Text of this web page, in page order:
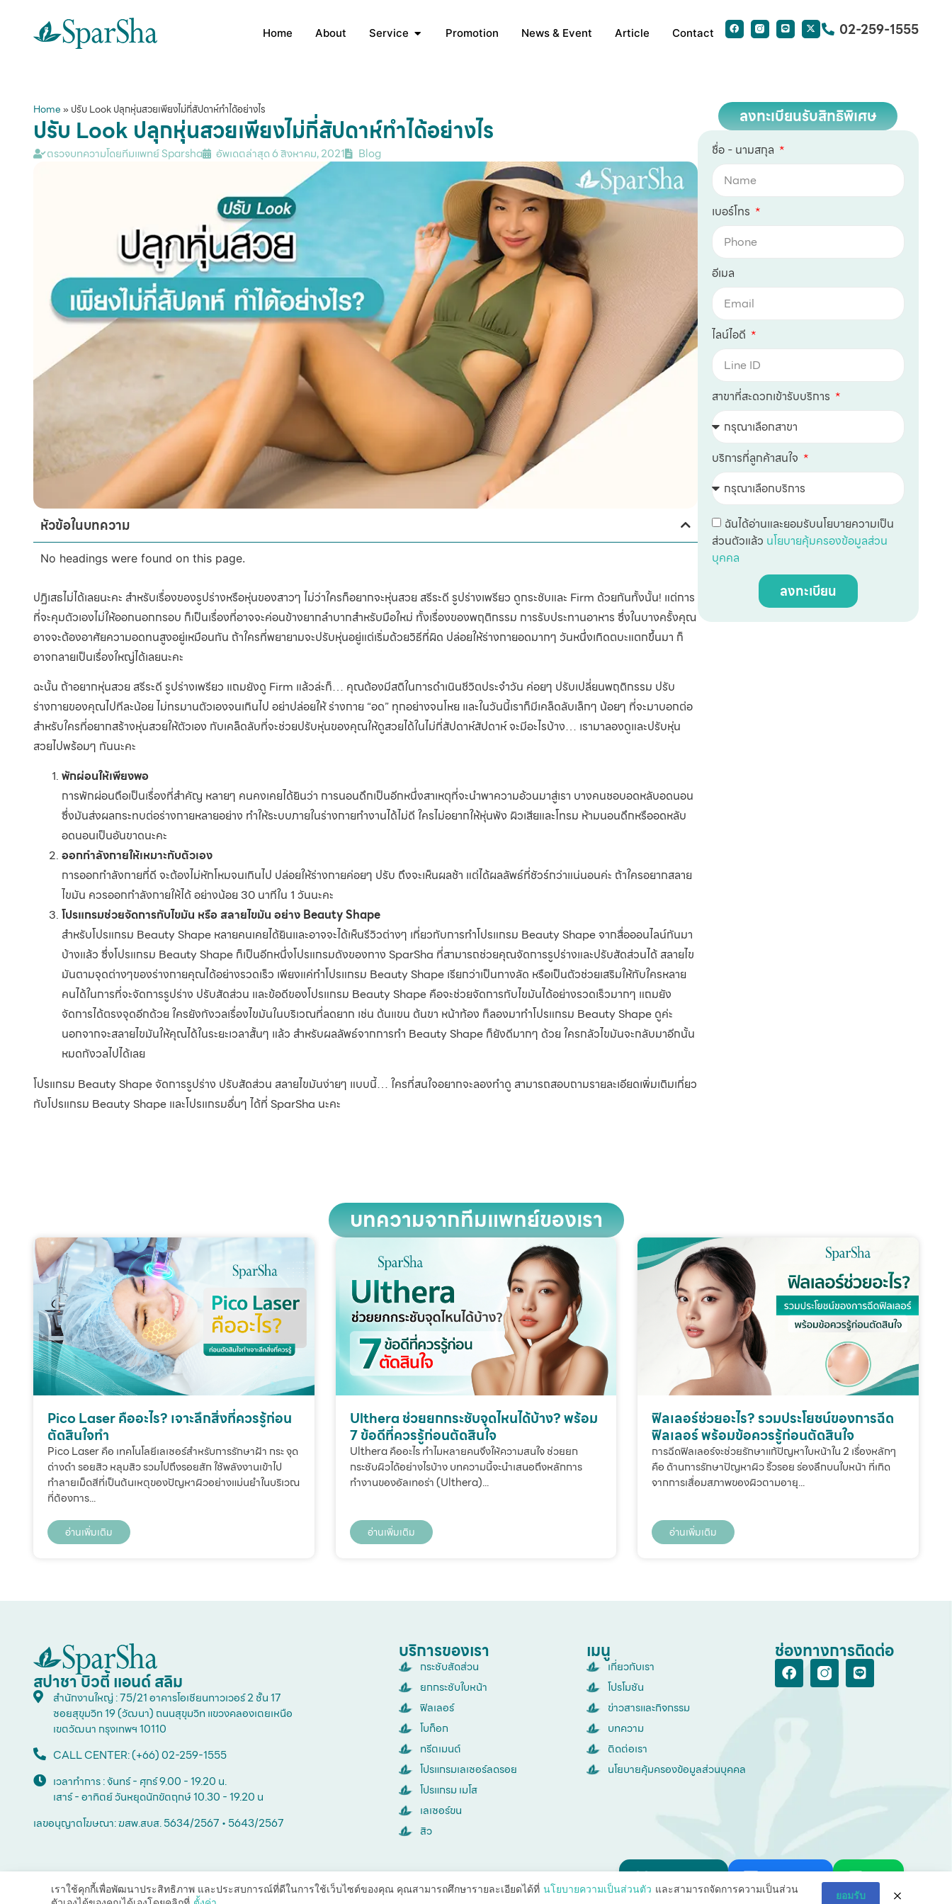
Home About Service Promotion News & Event Article Contact 02-259-1555
Home»ปรับ Look ปลุกหุ่นสวยเพียงไม่กี่สัปดาห์ทำได้อย่างไร
ปรับ Look ปลุกหุ่นสวยเพียงไม่กี่สัปดาห์ทำได้อย่างไร
ตรวจบทความโดยทีมแพทย์ Sparsha อัพเดตล่าสุด6 สิงหาคม, 2021 Blog
หัวข้อในบทความ
No headings were found on this page.
ปฏิเสธไม่ได้เลยนะคะ สำหรับเรื่องของรูปร่างหรือหุ่นของสาวๆ ไม่ว่าใครก็อยากจะหุ่นสวย สรีระดี รูปร่างเพรียว ดูกระชับและ Firm ด้วยกันทั้งนั้น! แต่การ
ที่จะคุมตัวเองไม่ให้ออกนอกกรอบ ก็เป็นเรื่องที่อาจจะค่อนข้างยากลำบากสำหรับมือใหม่ ทั้งเรื่องของพฤติกรรม การรับประทานอาหาร ซึ่งในบางครั้งคุณ
อาจจะต้องอาศัยความอดทนสูงอยู่เหมือนกัน ถ้าใครที่พยายามจะปรับหุ่นอยู่แต่เริ่มด้วยวิธีที่ผิด ปล่อยให้ร่างกายอดมากๆ วันหนึ่งเกิดตบะแตกขึ้นมา ก็
อาจกลายเป็นเรื่องใหญ่ได้เลยนะคะ
ฉะนั้น ถ้าอยากหุ่นสวย สรีระดี รูปร่างเพรียว แถมยังดู Firm แล้วล่ะก็… คุณต้องมีสติในการดำเนินชีวิตประจำวัน ค่อยๆ ปรับเปลี่ยนพฤติกรรม ปรับ
ร่างกายของคุณไปทีละน้อย ไม่ทรมานตัวเองจนเกินไป อย่าปล่อยให้ ร่างกาย “อด” ทุกอย่างจนโหย และในวันนี้เราก็มีเคล็ดลับเล็กๆ น้อยๆ ที่จะมาบอกต่อ
สำหรับใครที่อยากสร้างหุ่นสวยให้ตัวเอง กับเคล็ดลับที่จะช่วยปรับหุ่นของคุณให้ดูสวยได้ในไม่กี่สัปดาห์สัปดาห์ จะมีอะไรบ้าง… เรามาลองดูและปรับหุ่น
สวยไปพร้อมๆ กันนะคะ
พักผ่อนให้เพียงพอ
การพักผ่อนถือเป็นเรื่องที่สำคัญ หลายๆ คนคงเคยได้ยินว่า การนอนดึกเป็นอีกหนึ่งสาเหตุที่จะนำพาความอ้วนมาสู่เรา บางคนชอบอดหลับอดนอน
ซึ่งมันส่งผลกระทบต่อร่างกายหลายอย่าง ทำให้ระบบภายในร่างกายทำงานได้ไม่ดี ใครไม่อยากให้หุ่นพัง ผิวเสียและโทรม ห้ามนอนดึกหรืออดหลับ
อดนอนเป็นอันขาดนะคะ
ออกกำลังกายให้เหมาะกับตัวเอง
การออกกำลังกายที่ดี จะต้องไม่หักโหมจนเกินไป ปล่อยให้ร่างกายค่อยๆ ปรับ ถึงจะเห็นผลช้า แต่ได้ผลลัพธ์ที่ชัวร์กว่าแน่นอนค่ะ ถ้าใครอยากสลาย
ไขมัน ควรออกกำลังกายให้ได้ อย่างน้อย 30 นาทีใน 1 วันนะคะ
โปรแกรมช่วยจัดการกับไขมัน หรือ สลายไขมัน อย่าง Beauty Shape
สำหรับโปรแกรม Beauty Shape หลายคนเคยได้ยินและอาจจะได้เห็นรีวิวต่างๆ เกี่ยวกับการทำโปรแกรม Beauty Shape จากสื่อออนไลน์กันมา
บ้างแล้ว ซึ่งโปรแกรม Beauty Shape ก็เป็นอีกหนึ่งโปรแกรมดังของทาง SparSha ที่สามารถช่วยคุณจัดการรูปร่างและปรับสัดส่วนได้ สลายไข
มันตามจุดต่างๆของร่างกายคุณได้อย่างรวดเร็ว เพียงแค่ทำโปรแกรม Beauty Shape เรียกว่าเป็นทางลัด หรือเป็นตัวช่วยเสริมให้กับใครหลาย
คนได้ในการที่จะจัดการรูปร่าง ปรับสัดส่วน และข้อดีของโปรแกรม Beauty Shape คือจะช่วยจัดการกับไขมันได้อย่างรวดเร็วมากๆ แถมยัง
จัดการได้ตรงจุดอีกด้วย ใครยังกังวลเรื่องไขมันในบริเวณที่ลดยาก เช่น ต้นแขน ต้นขา หน้าท้อง ก็ลองมาทำโปรแกรม Beauty Shape ดูค่ะ
นอกจากจะสลายไขมันให้คุณได้ในระยะเวลาสั้นๆ แล้ว สำหรับผลลัพธ์จากการทำ Beauty Shape ก็ยังดีมากๆ ด้วย ใครกลัวไขมันจะกลับมาอีกนั้น
หมดกังวลไปได้เลย
โปรแกรม Beauty Shape จัดการรูปร่าง ปรับสัดส่วน สลายไขมันง่ายๆ แบบนี้… ใครที่สนใจอยากจะลองทำดู สามารถสอบถามรายละเอียดเพิ่มเติมเกี่ยว
กับโปรแกรม Beauty Shape และโปรแกรมอื่นๆ ได้ที่ SparSha นะคะ
ลงทะเบียนรับสิทธิพิเศษ
ชื่อ - นามสกุล
เบอร์โทร
อีเมล
ไลน์ไอดี
สาขาที่สะดวกเข้ารับบริการ
บริการที่ลูกค้าสนใจ
ฉันได้อ่านและยอมรับนโยบายความเป็น
ส่วนตัวแล้ว นโยบายคุ้มครองข้อมูลส่วน
บุคคล
ลงทะเบียน
บทความจากทีมแพทย์ของเรา
Pico Laser คืออะไร? เจาะลึกสิ่งที่ควรรู้ก่อน
ตัดสินใจทำ
Pico Laser คือ เทคโนโลยีเลเซอร์สำหรับการรักษาฝ้า กระ จุด
ด่างดำ รอยสิว หลุมสิว รวมไปถึงรอยสัก ใช้พลังงานเข้าไป
ทำลายเม็ดสีที่เป็นต้นเหตุของปัญหาผิวอย่างแม่นยำในบริเวณ
ที่ต้องการ...
อ่านเพิ่มเติม
Ulthera ช่วยยกกระชับจุดไหนได้บ้าง? พร้อม
7 ข้อดีที่ควรรู้ก่อนตัดสินใจ
Ulthera คืออะไร ทำไมหลายคนจึงให้ความสนใจ ช่วยยก
กระชับผิวได้อย่างไรบ้าง บทความนี้จะนำเสนอถึงหลักการ
ทำงานของอัลเทอร่า (Ulthera)...
อ่านเพิ่มเติม
ฟิลเลอร์ช่วยอะไร? รวมประโยชน์ของการฉีด
ฟิลเลอร์ พร้อมข้อควรรู้ก่อนตัดสินใจ
การฉีดฟิลเลอร์จะช่วยรักษาแก้ปัญหาใบหน้าใน 2 เรื่องหลักๆ
คือ ด้านการรักษาปัญหาผิว ริ้วรอย ร่องลึกบนใบหน้า ที่เกิด
จากการเสื่อมสภาพของผิวตามอายุ...
อ่านเพิ่มเติม
สปาชา บิวตี้ แอนด์ สลิม
สำนักงานใหญ่ : 75/21 อาคารโอเชียนทาวเวอร์ 2 ชั้น 17
ซอยสุขุมวิท 19 (วัฒนา) ถนนสุขุมวิท แขวงคลองเตยเหนือ
เขตวัฒนา กรุงเทพฯ 10110
CALL CENTER: (+66) 02-259-1555
เวลาทำการ : จันทร์ - ศุกร์ 9.00 - 19.20 น.
เสาร์ - อาทิตย์ วันหยุดนักขัตฤกษ์ 10.30 - 19.20 น
เลขอนุญาตโฆษณา: ฆสพ.สบส. 5634/2567 • 5643/2567
บริการของเรา
กระชับสัดส่วน
ยกกระชับใบหน้า
ฟิลเลอร์
โบท็อก
ทรีตเมนต์
โปรแกรมเลเซอร์ลดรอย
โปรแกรม เมโส
เลเซอร์ขน
สิว
เมนู
เกี่ยวกับเรา
โปรโมชัน
ข่าวสารและกิจกรรม
บทความ
ติดต่อเรา
นโยบายคุ้มครองข้อมูลส่วนบุคคล
ช่องทางการติดต่อ
© Copyright SparSha Thailand 2026. All rights reserved.
Facebook Line
เราใช้คุกกี้เพื่อพัฒนาประสิทธิภาพ และประสบการณ์ที่ดีในการใช้เว็บไซต์ของคุณ คุณสามารถศึกษารายละเอียดได้ที่ นโยบายความเป็นส่วนตัว และสามารถจัดการความเป็นส่วน
ยอมรับ